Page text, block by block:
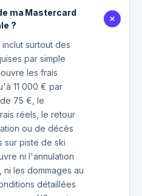
ma Mastercard
?
surtout des
par simple
les frais
11 000 € par
75 €, le
réels, le retour
ou de décès
sur piste de ski
ni l'annulation
les dommages au
détaillées